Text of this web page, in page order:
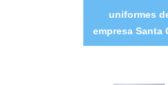
uniformes
empresa Santa